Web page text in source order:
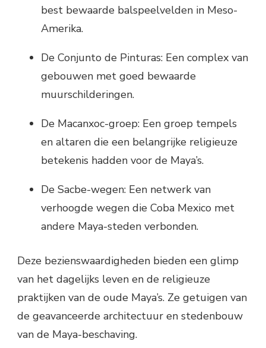
best bewaarde balspeelvelden in Meso-
Amerika.
De Conjunto de Pinturas: Een complex van
gebouwen met goed bewaarde
muurschilderingen.
De Macanxoc-groep: Een groep tempels
en altaren die een belangrijke religieuze
betekenis hadden voor de Maya’s.
De Sacbe-wegen: Een netwerk van
verhoogde wegen die Coba Mexico met
andere Maya-steden verbonden.
Deze bezienswaardigheden bieden een glimp
van het dagelijks leven en de religieuze
praktijken van de oude Maya’s. Ze getuigen van
de geavanceerde architectuur en stedenbouw
van de Maya-beschaving.